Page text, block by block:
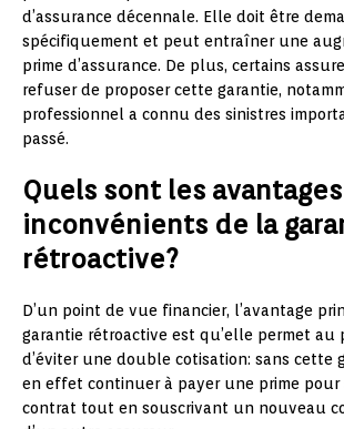
d’assurance décennale. Elle doit être
spécifiquement et peut entraîner une
prime d’assurance. De plus, certains
refuser de proposer cette garantie,
professionnel a connu des sinistres
passé.
Quels sont les
inconvénients de la
rétroactive?
D’un point de vue financier, l’avantage
garantie rétroactive est qu’elle permet au
d’éviter une double cotisation: sans cette
en effet continuer à payer une prime pour
contrat tout en souscrivant un nouveau